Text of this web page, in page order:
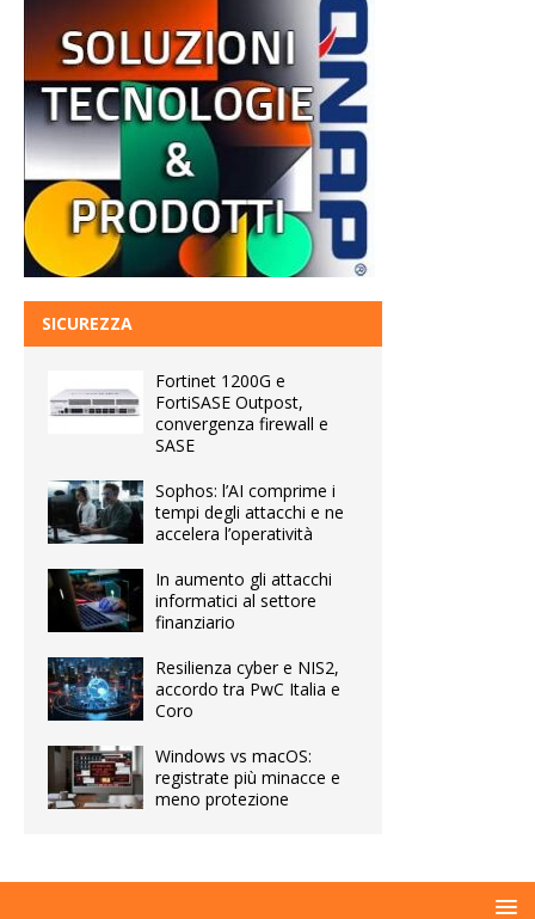
SICUREZZA
Fortinet 1200G e
FortiSASE Outpost,
convergenza firewall e
SASE
Sophos: l’AI comprime i
tempi degli attacchi e ne
accelera l’operatività
In aumento gli attacchi
informatici al settore
finanziario
Resilienza cyber e NIS2,
accordo tra PwC Italia e
Coro
Windows vs macOS:
registrate più minacce e
meno protezione